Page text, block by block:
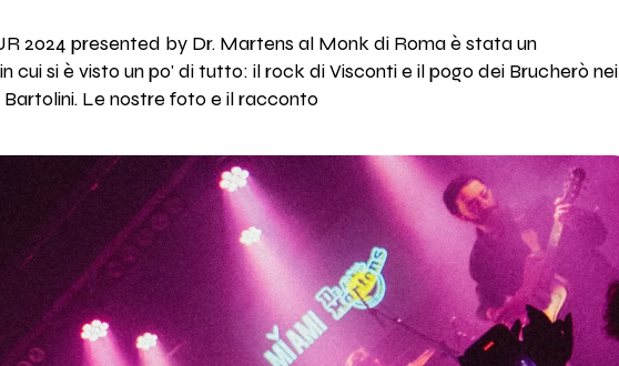
2024 presented by Dr. Martens al Monk di Roma è stata un
cui si è visto un po' di tutto: il rock di Visconti e il pogo dei Brucherò nei
Le nostre foto e il racconto